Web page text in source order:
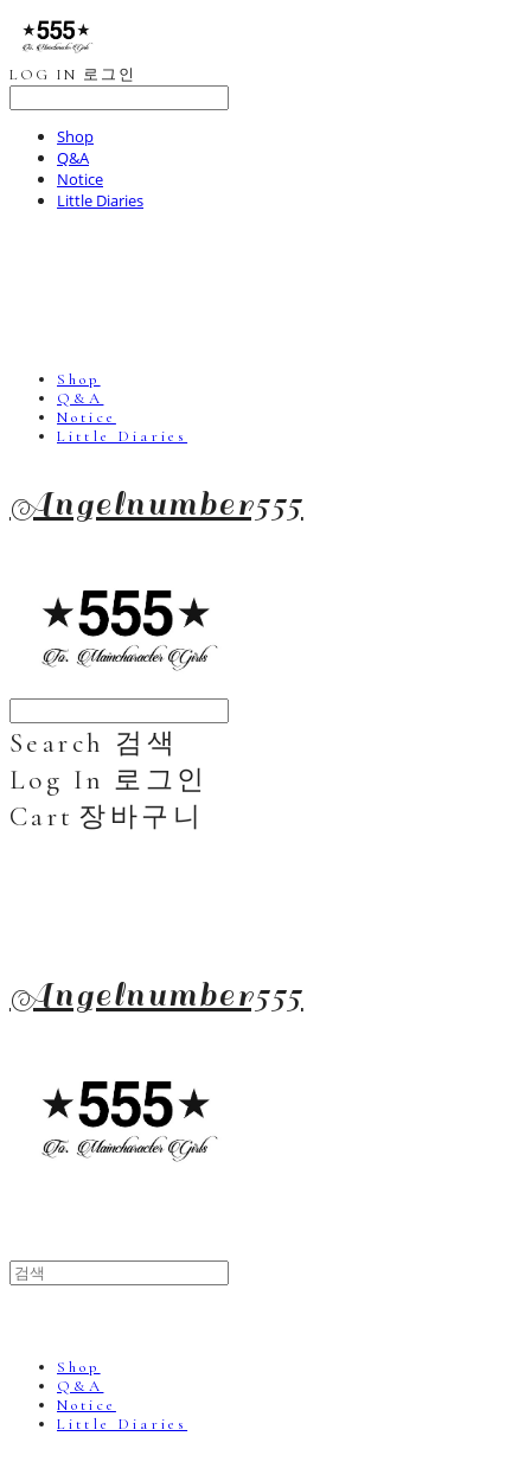
LOG IN 로그인
Shop
Q&A
Notice
Little Diaries
Shop
Q&A
Notice
Little Diaries
Angelnumber555
Search 검색
Log In 로그인
Cart 장바구니
Angelnumber555
Shop
Q&A
Notice
Little Diaries